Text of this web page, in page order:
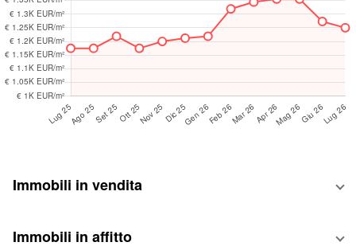
Immobili in vendita
Immobili in affitto